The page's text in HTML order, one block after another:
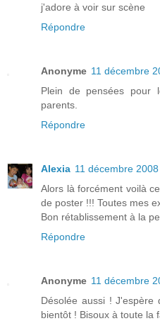
j'adore à voir sur scène
Répondre
Anonyme 11 décembre
Plein de pensées pour
parents.
Répondre
Alexia 11 décembre
Alors là forcément voilà
de poster !!! Toutes mes
Bon rétablissement à la
Répondre
Anonyme 11 décembre
Désolée aussi !
bientôt ! Bisoux à toute la